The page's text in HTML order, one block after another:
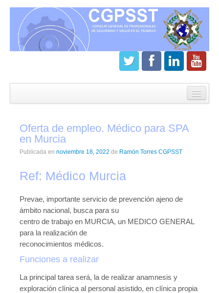
¿Que es el Consejo?
Estatutos
Órganos de gobierno
Asamblea general CGPSST
Publicaciones
Publicaciones del CGPSST
Publicaciones de las asociaciones
Oferta de empleo. Médico para SPA
en Murcia
Publicada en noviembre 18, 2022 de Ramón Torres CGPSST
Ref: Médico Murcia
Prevae, importante servicio de prevención ajeno de
ámbito nacional, busca para su
centro de trabajo en MURCIA, un MEDICO GENERAL
para la realización de
reconocimientos médicos.
Funciones a realizar
La principal tarea será, la de realizar anamnesis y
exploración clínica al personal asistido, en clínica propia